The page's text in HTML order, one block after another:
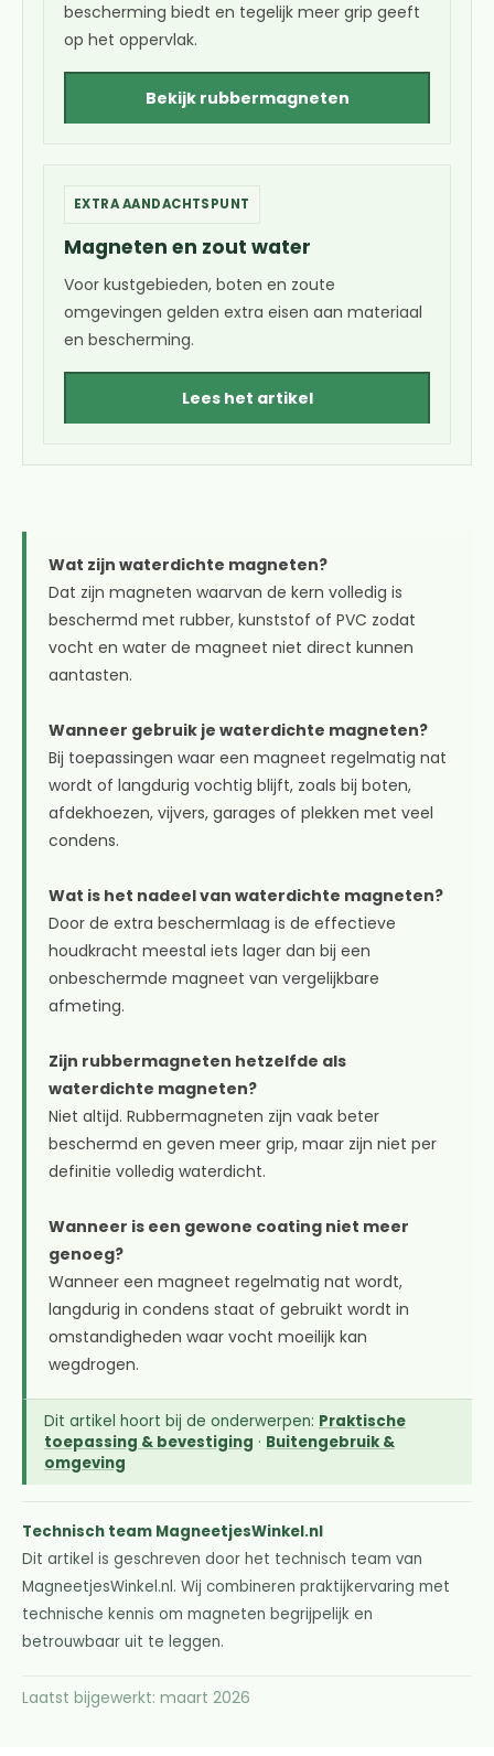
bescherming biedt en tegelijk meer grip geeft
op het oppervlak.
Bekijk rubbermagneten
EXTRA AANDACHTSPUNT
Magneten en zout water
Voor kustgebieden, boten en zoute
omgevingen gelden extra eisen aan materiaal
en bescherming.
Lees het artikel
Wat zijn waterdichte magneten?
Dat zijn magneten waarvan de kern volledig is
beschermd met rubber, kunststof of PVC zodat
vocht en water de magneet niet direct kunnen
aantasten.
Wanneer gebruik je waterdichte magneten?
Bij toepassingen waar een magneet regelmatig nat
wordt of langdurig vochtig blijft, zoals bij boten,
afdekhoezen, vijvers, garages of plekken met veel
condens.
Wat is het nadeel van waterdichte magneten?
Door de extra beschermlaag is de effectieve
houdkracht meestal iets lager dan bij een
onbeschermde magneet van vergelijkbare
afmeting.
Zijn rubbermagneten hetzelfde als
waterdichte magneten?
Niet altijd. Rubbermagneten zijn vaak beter
beschermd en geven meer grip, maar zijn niet per
definitie volledig waterdicht.
Wanneer is een gewone coating niet meer
genoeg?
Wanneer een magneet regelmatig nat wordt,
langdurig in condens staat of gebruikt wordt in
omstandigheden waar vocht moeilijk kan
wegdrogen.
Dit artikel hoort bij de onderwerpen: Praktische
toepassing & bevestiging · Buitengebruik &
omgeving
Technisch team MagneetjesWinkel.nl
Dit artikel is geschreven door het technisch team van
MagneetjesWinkel.nl. Wij combineren praktijkervaring met
technische kennis om magneten begrijpelijk en
betrouwbaar uit te leggen.
Laatst bijgewerkt: maart 2026